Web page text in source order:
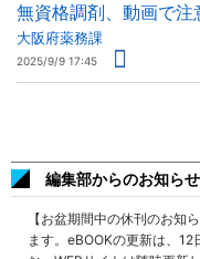
無資格調剤、動画で注
大阪府薬務課
2025/9/9 17:45
編集部からのお知らせ
【お盆期間中の休刊のお知
ます。eBOOKの更新は、